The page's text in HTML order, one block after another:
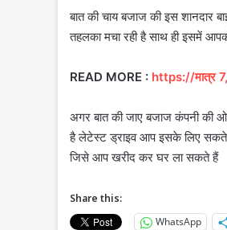
बात की चाय बजाज की इस शानदार
तहलका मचा रही है साथ ही इसमें
READ MORE : https://मात्र
अगर बात की जाए बजाज कंपनी की
है लेटेस्ट ड्राइव आप इसके लिए सकते
जिसे आप खरीद कर घर ला सकते हैं
Share this:
WhatsApp